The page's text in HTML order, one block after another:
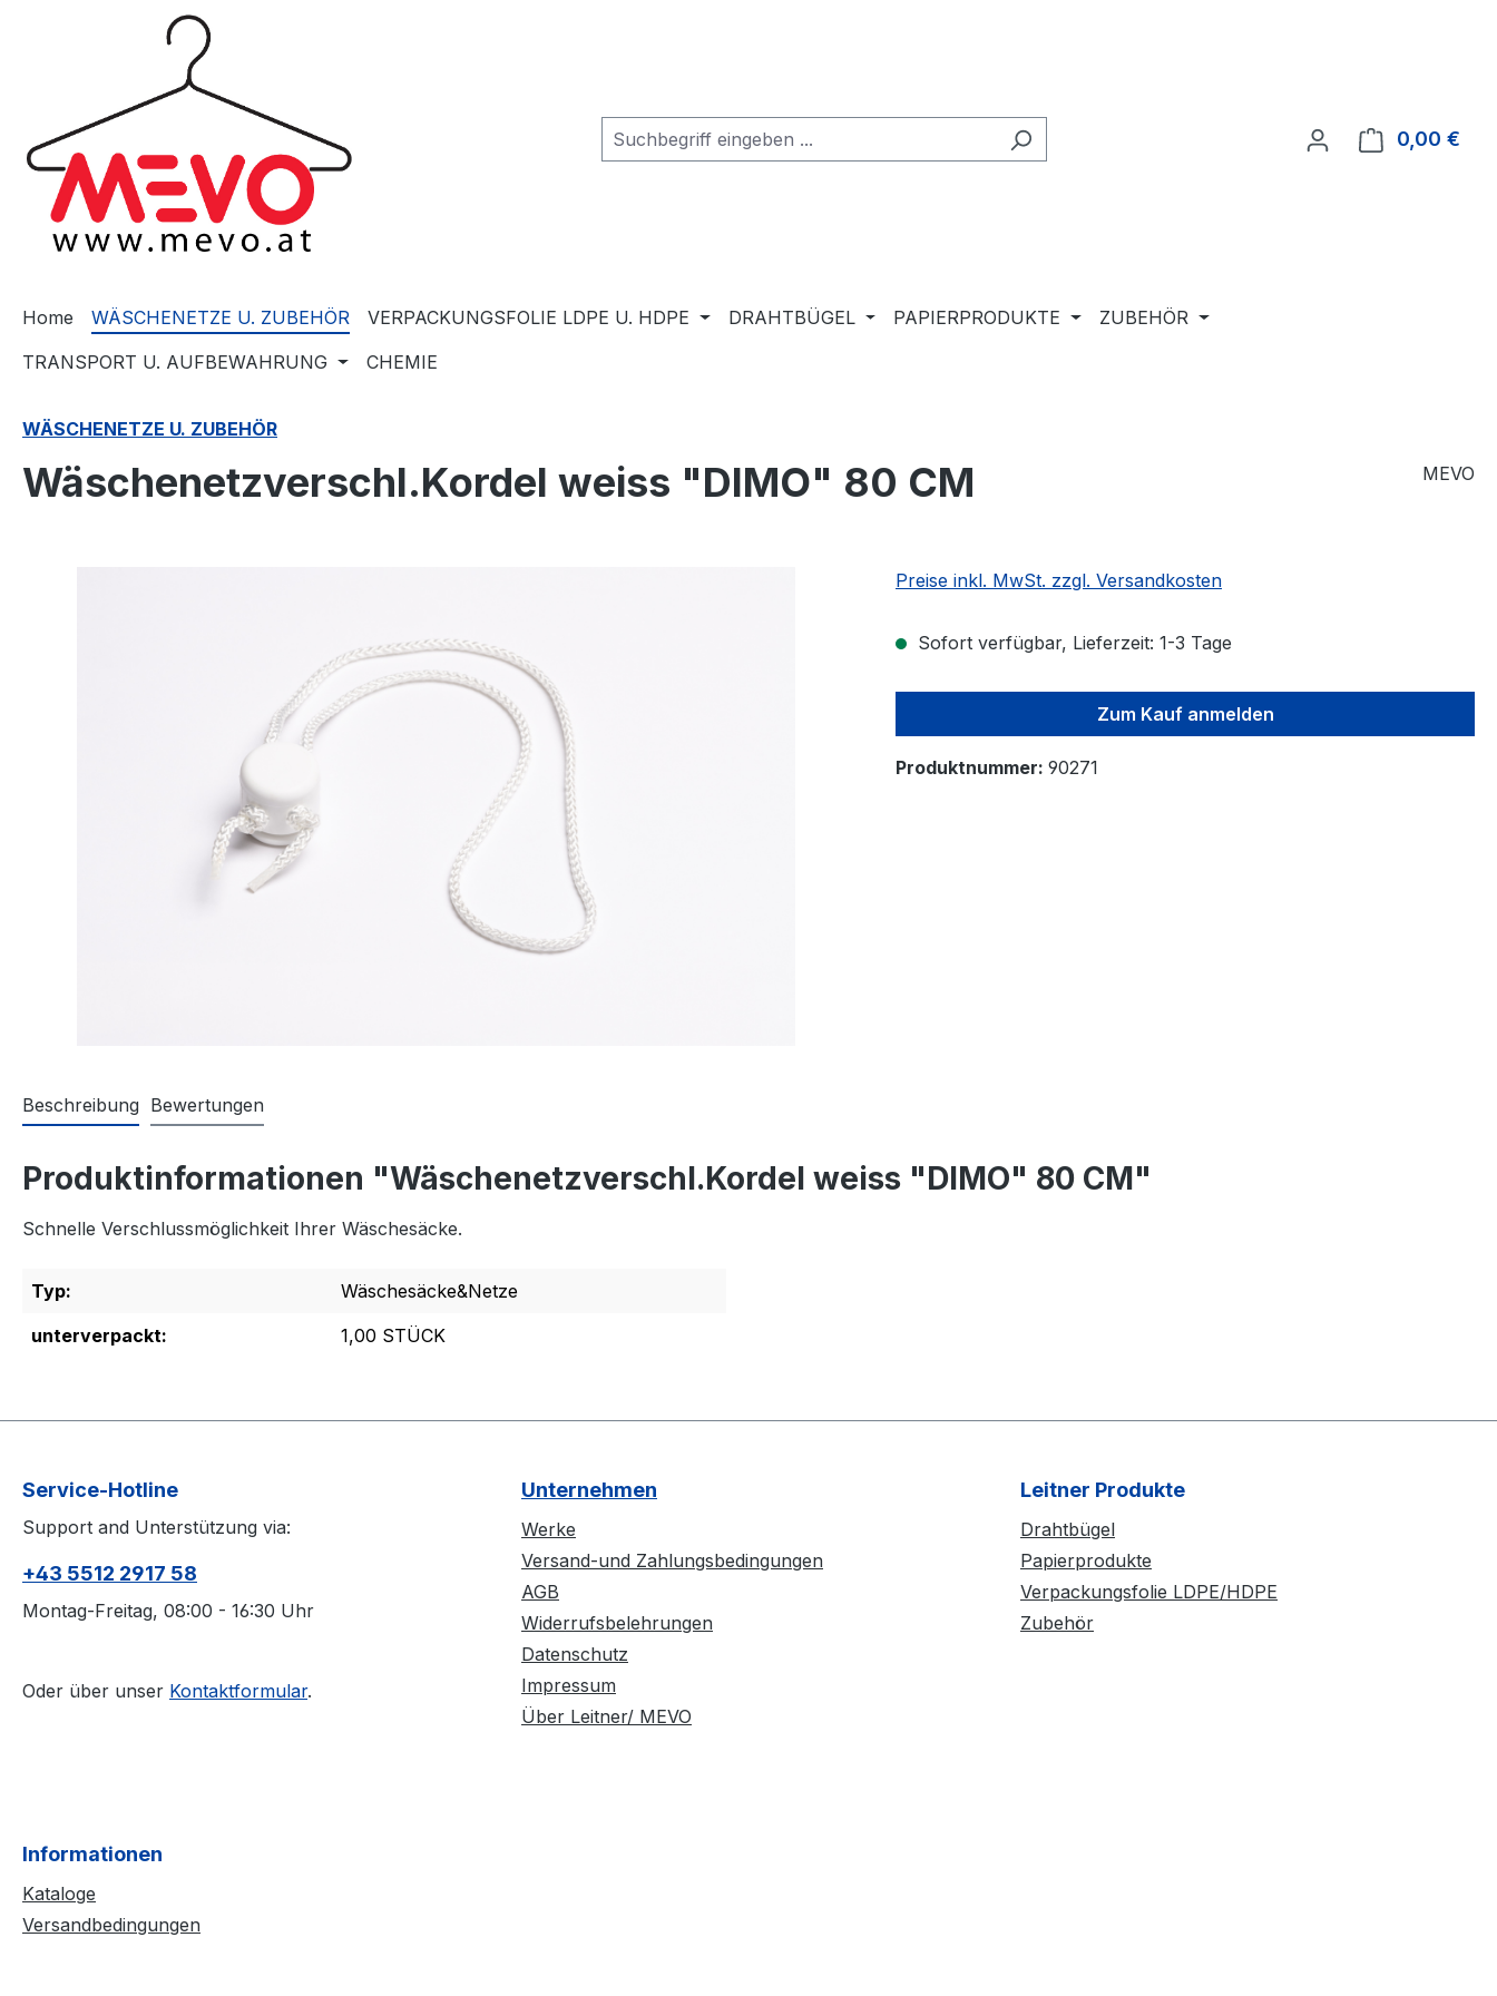
Zur Hauptnavigation springen
0,00 €
Home WÄSCHENETZE U. ZUBEHÖR VERPACKUNGSFOLIE LDPE U. HDPE DRAHTBÜGEL PAPIERPRODUKTE
ZUBEHÖR
TRANSPORT U. AUFBEWAHRUNG
CHEMIE
WÄSCHENETZE U. ZUBEHÖR
Wäschenetzverschl.Kordel weiss "DIMO" 80 CM MEVO
Preise inkl. MwSt. zzgl. Versandkosten
Sofort verfügbar, Lieferzeit: 1-3 Tage
Zum Kauf anmelden
Produktnummer: 90271
Beschreibung Bewertungen
Produktinformationen "Wäschenetzverschl.Kordel weiss "DIMO" 80 CM"
Schnelle Verschlussmöglichkeit Ihrer Wäschesäcke.
Typ:
Wäschesäcke&Netze
unterverpackt:
1,00 STÜCK
Service-Hotline
Support and Unterstützung via:
+43 5512 2917 58
Montag-Freitag, 08:00 - 16:30 Uhr
Oder über unser Kontaktformular.
Unternehmen
Werke
Versand-und Zahlungsbedingungen
AGB
Widerrufsbelehrungen
Datenschutz
Impressum
Über Leitner/ MEVO
Leitner Produkte
Drahtbügel
Papierprodukte
Verpackungsfolie LDPE/HDPE
Zubehör
Informationen
Kataloge
Versandbedingungen